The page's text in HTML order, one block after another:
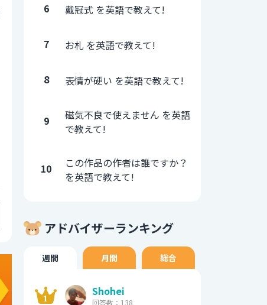
6 戴冠式 を英語で教えて!
7 お札 を英語で教えて!
8 表情が硬い を英語で教えて!
9
磁気不良で使えません を英語
で教えて!
10
この作品の作者は誰ですか？
を英語で教えて!
アドバイザーランキング
週間 月間 総合
Shohei
回答数：138